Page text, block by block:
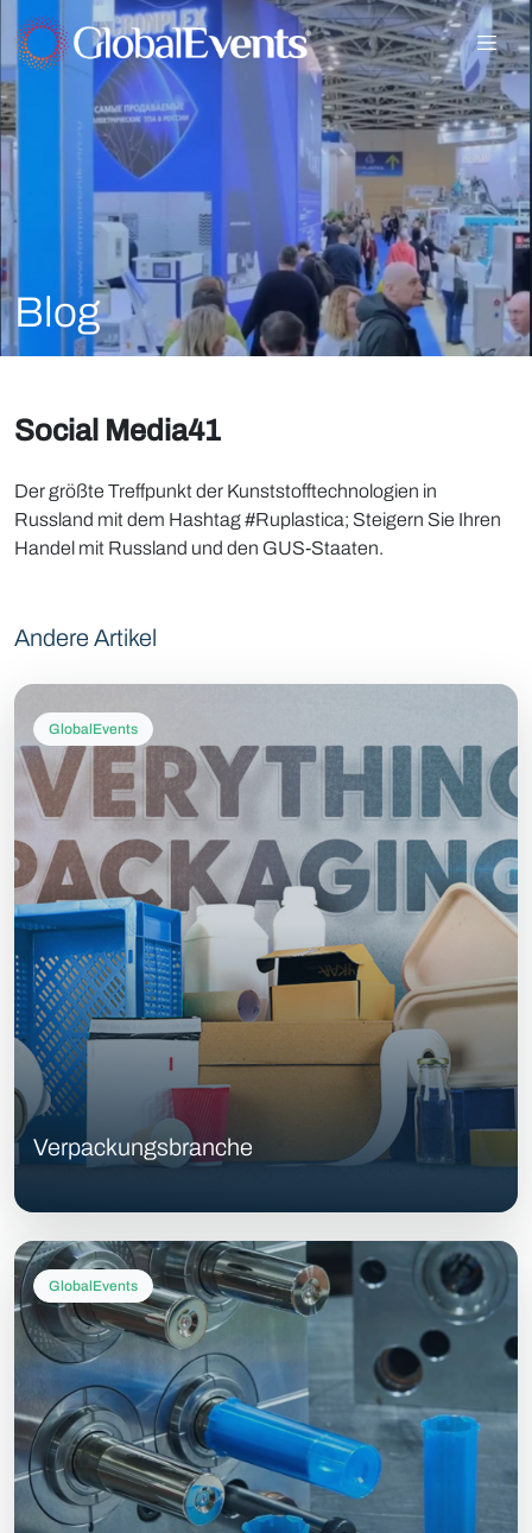
Blog
Social Media41
Der größte Treffpunkt der Kunststofftechnologien in
Russland mit dem Hashtag #Ruplastica; Steigern Sie Ihren
Handel mit Russland und den GUS-Staaten.
Andere Artikel
GlobalEvents
Verpackungsbranche
GlobalEvents